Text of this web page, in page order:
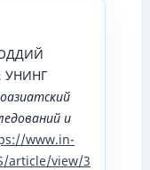
УНИНГ
и
www.in-
article/view/3